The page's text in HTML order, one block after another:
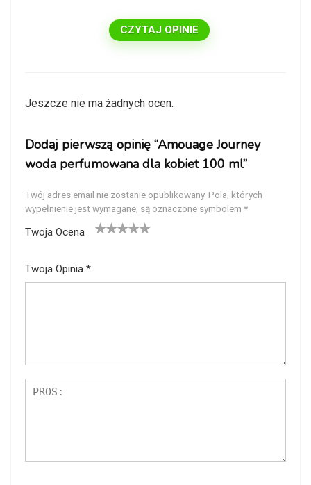
CZYTAJ OPINIE
Jeszcze nie ma żadnych ocen.
Dodaj pierwszą opinię “Amouage Journey
woda perfumowana dla kobiet 100 ml”
Twój adres email nie zostanie opublikowany. Pola, których
wypełnienie jest wymagane, są oznaczone symbolem *
Twoja Ocena
Twoja Opinia *